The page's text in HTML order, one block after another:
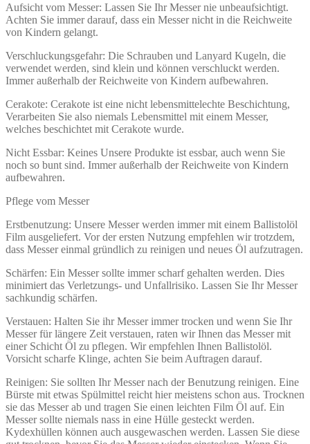
Aufsicht vom Messer: Lassen Sie Ihr Messer nie unbeaufsichtigt.
Achten Sie immer darauf, dass ein Messer nicht in die Reichweite
von Kindern gelangt.
Verschluckungsgefahr: Die Schrauben und Lanyard Kugeln, die
verwendet werden, sind klein und können verschluckt werden.
Immer außerhalb der Reichweite von Kindern aufbewahren.
Cerakote: Cerakote ist eine nicht lebensmittelechte Beschichtung,
Verarbeiten Sie also niemals Lebensmittel mit einem Messer,
welches beschichtet mit Cerakote wurde.
Nicht Essbar: Keines Unsere Produkte ist essbar, auch wenn Sie
noch so bunt sind. Immer außerhalb der Reichweite von Kindern
aufbewahren.
Pflege vom Messer
Erstbenutzung: Unsere Messer werden immer mit einem Ballistolöl
Film ausgeliefert. Vor der ersten Nutzung empfehlen wir trotzdem,
dass Messer einmal gründlich zu reinigen und neues Öl aufzutragen.
Schärfen: Ein Messer sollte immer scharf gehalten werden. Dies
minimiert das Verletzungs- und Unfallrisiko. Lassen Sie Ihr Messer
sachkundig schärfen.
Verstauen: Halten Sie ihr Messer immer trocken und wenn Sie Ihr
Messer für längere Zeit verstauen, raten wir Ihnen das Messer mit
einer Schicht Öl zu pflegen. Wir empfehlen Ihnen Ballistolöl.
Vorsicht scharfe Klinge, achten Sie beim Auftragen darauf.
Reinigen: Sie sollten Ihr Messer nach der Benutzung reinigen. Eine
Bürste mit etwas Spülmittel reicht hier meistens schon aus. Trocknen
sie das Messer ab und tragen Sie einen leichten Film Öl auf. Ein
Messer sollte niemals nass in eine Hülle gesteckt werden.
Kydexhüllen können auch ausgewaschen werden. Lassen Sie diese